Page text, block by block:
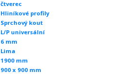
čtverec
Hliníkové profily
Sprchový kout
L/P universální
6 mm
Lima
1900 mm
900 x 900 mm